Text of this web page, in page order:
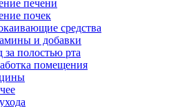
печени
почек
средства
и добавки
за полостью рта
помещения